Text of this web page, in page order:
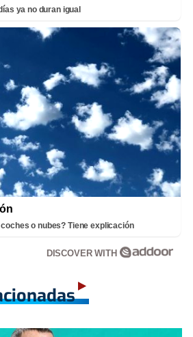
ya no duran igual
o nubes? Tiene explicación
DISCOVER WITH